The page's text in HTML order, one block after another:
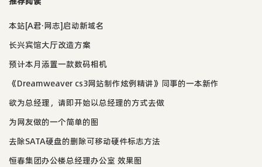
本站[A君·网志]启动新域名
长兴宾馆大厅改造方案
预计本月添置一款数码相机
《Dreamweaver cs3网站制作炫例精讲》同事的一本新作
欲为总经理，请即开始以总经理的方式去做
为网友做的一个简单的图
去除SATA硬盘的删除可移动硬件标志方法
恒春集团办公楼总经理办公室 效果图